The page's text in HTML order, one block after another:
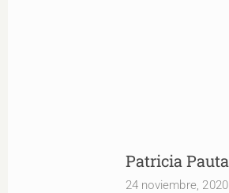
Patricia Pauta
24 noviembre, 2020